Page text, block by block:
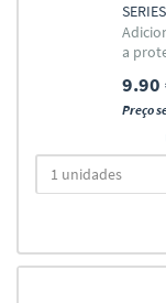
a
9.90
Preço